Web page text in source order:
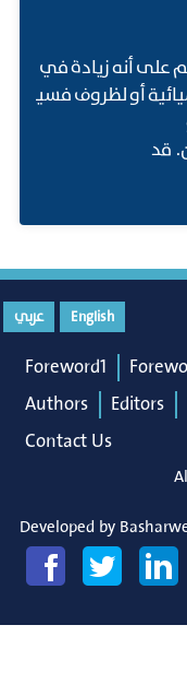
على أنه زيادة في
أو لظروف
قد
English عربي
Foreword1
Authors
Editors
Contact Us
Developed by